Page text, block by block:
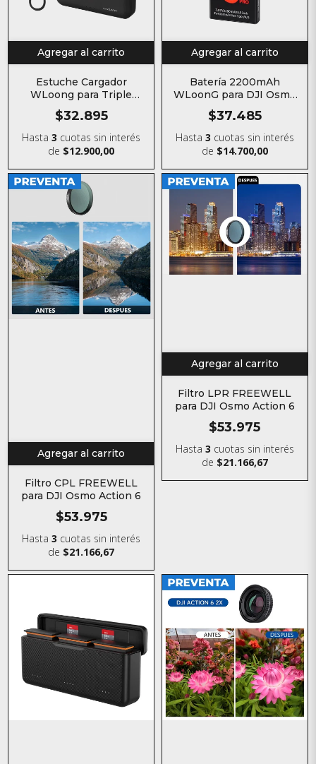
Agregar al carrito
Estuche Cargador
WLoong para Triple
Baterías de Osmo Action
$32.895
Hasta3 cuotas sin interés
de $12.900,00
Agregar al carrito
Batería 2200mAh
WLoonG para DJI Osmo
Action 3 / 4 / 5 Pro / 6 /
Osmo 360
$37.485
Hasta 3 cuotas sin interés
de $14.700,00
Agregar al carrito
Filtro CPL FREEWELL
para DJI Osmo Action 6
$53.975
Hasta3 cuotas sin interés
de $21.166,67
Agregar al carrito
Filtro LPR FREEWELL
para DJI Osmo Action 6
$53.975
Hasta 3 cuotas sin interés
de $21.166,67